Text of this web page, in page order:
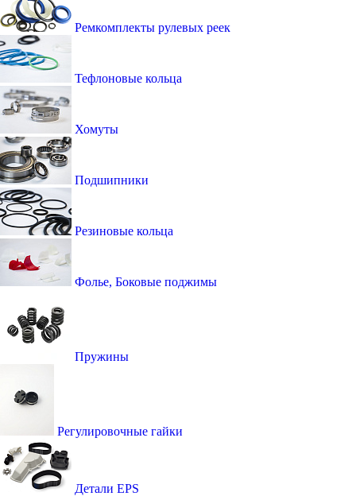
Ремкомплекты рулевых реек
Тефлоновые кольца
Хомуты
Подшипники
Резиновые кольца
Фолье, Боковые поджимы
Пружины
Регулировочные гайки
Детали EPS